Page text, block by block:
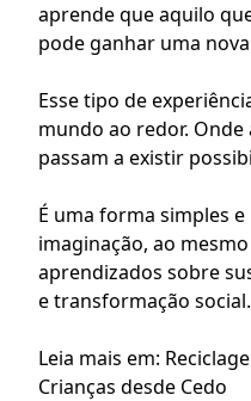
aprende que aquilo
pode ganhar uma
Esse tipo de
mundo ao redor. Onde
passam a existir
É uma forma simples
imaginação, ao
aprendizados sobre
e transformação social.
Leia mais em:
Crianças desde Cedo